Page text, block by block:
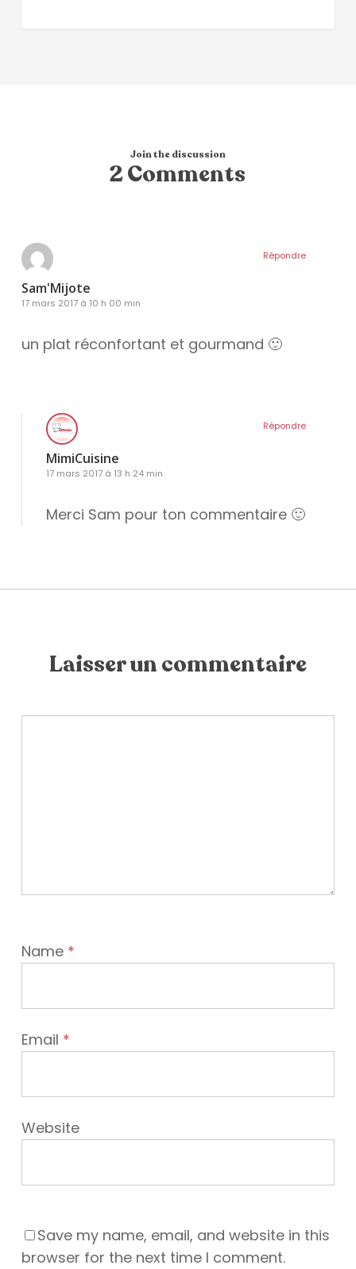
Join the discussion
2 Comments
Sam'Mijote
17 mars 2017 à 10 h 00 min
un plat réconfortant et gourmand 🙂
Répondre
MimiCuisine
17 mars 2017 à 13 h 24 min
Merci Sam pour ton commentaire 🙂
Répondre
Laisser un commentaire
Name *
Email *
Website
Save my name, email, and website in this
browser for the next time I comment.